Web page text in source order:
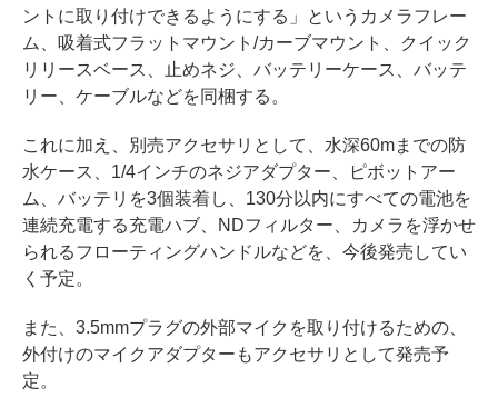
ントに取り付けできるようにする」というカメラフレー
ム、吸着式フラットマウント/カーブマウント、クイック
リリースベース、止めネジ、バッテリーケース、バッテ
リー、ケーブルなどを同梱する。
これに加え、別売アクセサリとして、水深60mまでの防
水ケース、1/4インチのネジアダプター、ピボットアー
ム、バッテリを3個装着し、130分以内にすべての電池を
連続充電する充電ハブ、NDフィルター、カメラを浮かせ
られるフローティングハンドルなどを、今後発売してい
く予定。
また、3.5mmプラグの外部マイクを取り付けるための、
外付けのマイクアダプターもアクセサリとして発売予
定。